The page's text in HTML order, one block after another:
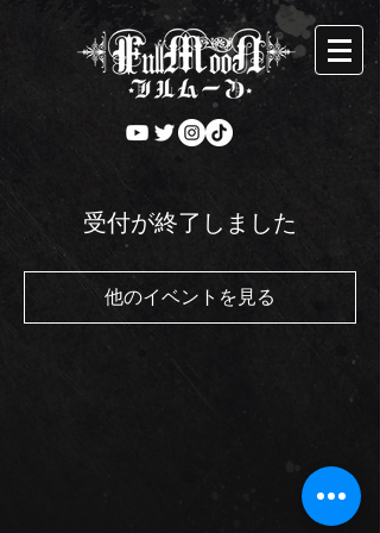
受付が終了しました
他のイベントを見る